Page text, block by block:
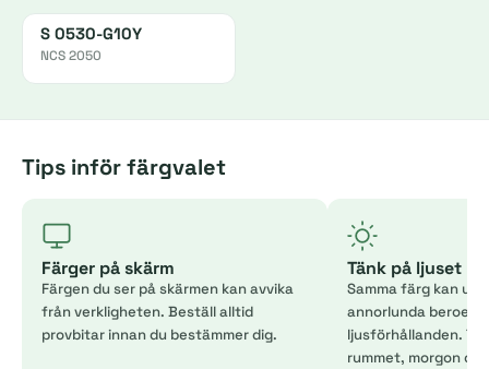
S 0530-G10Y
NCS 2050
Tips inför färgvalet
Färger på skärm
Färgen du ser på skärmen kan avvika
från verkligheten. Beställ alltid
provbitar innan du bestämmer dig.
Tänk på ljuset
Samma färg kan
annorlunda
ljusförhållanden.
rummet, morgon